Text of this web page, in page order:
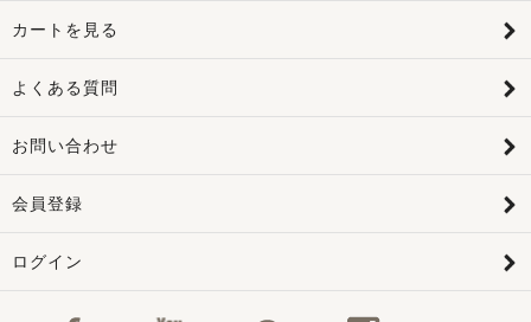
カートを見る
よくある質問
お問い合わせ
会員登録
ログイン